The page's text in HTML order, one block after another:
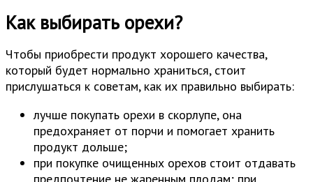
Как выбирать орехи?
Чтобы приобрести продукт хорошего качества,
который будет нормально храниться, стоит
прислушаться к советам, как их правильно выбирать:
лучше покупать орехи в скорлупе, она
предохраняет от порчи и помогает хранить
продукт дольше;
при покупке очищенных орехов стоит отдавать